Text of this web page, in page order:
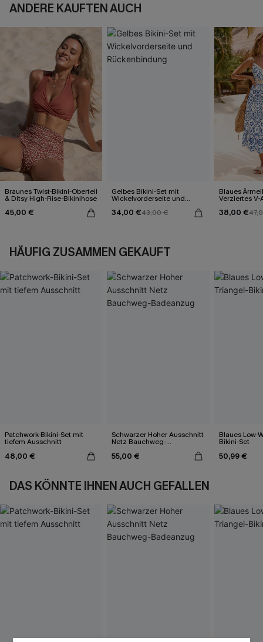
ANDERE KAUFTEN AUCH
Braunes Twist-Bikini-Oberteil
& Ditsy High-Rise-Bikinihose
45,00 €
Gelbes Bikini-Set mit
Wickelvorderseite und
34,00 €43,00 €
Blaues
Verziertes
38,00 €
HÄUFIG ZUSAMMEN GEKAUFT
Patchwork-Bikini-Set mit
tiefem Ausschnitt
48,00 €
Schwarzer Hoher Ausschnitt
Netz Bauchweg-
55,00 €
Blaues Low-
Bikini-Set
50,99 €
DAS KÖNNTE IHNEN AUCH GEFALLEN